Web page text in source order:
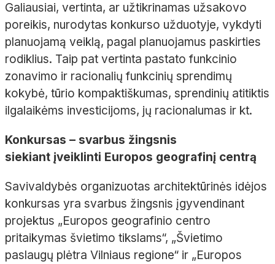
Galiausiai, vertinta, ar užtikrinamas užsakovo
poreikis, nurodytas konkurso užduotyje, vykdyti
planuojamą veiklą, pagal planuojamus paskirties
rodiklius. Taip pat vertinta pastato funkcinio
zonavimo ir racionalių funkcinių sprendimų
kokybė, tūrio kompaktiškumas, sprendinių atitiktis
ilgalaikėms investicijoms, jų racionalumas ir kt.
Konkursas – svarbus žingsnis
siekiant įveiklinti Europos geografinį centrą
Savivaldybės organizuotas architektūrinės idėjos
konkursas yra svarbus žingsnis įgyvendinant
projektus „Europos geografinio centro
pritaikymas švietimo tikslams“, „Švietimo
paslaugų plėtra Vilniaus regione“ ir „Europos